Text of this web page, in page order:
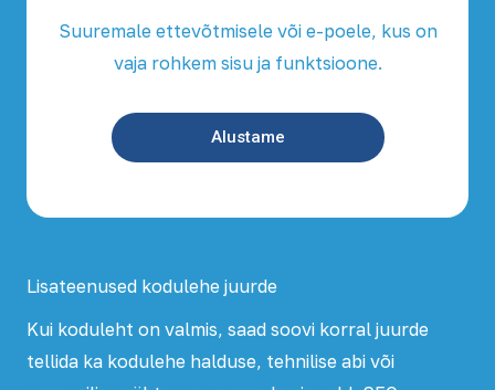
Suuremale ettevõtmisele või e-poele, kus on
vaja rohkem sisu ja funktsioone.
Alustame
Lisateenused kodulehe juurde
Kui koduleht on valmis, saad soovi korral juurde
tellida ka kodulehe halduse, tehnilise abi või